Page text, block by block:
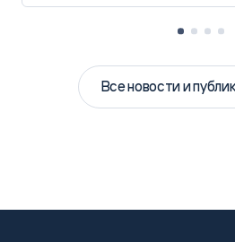
Все новости и